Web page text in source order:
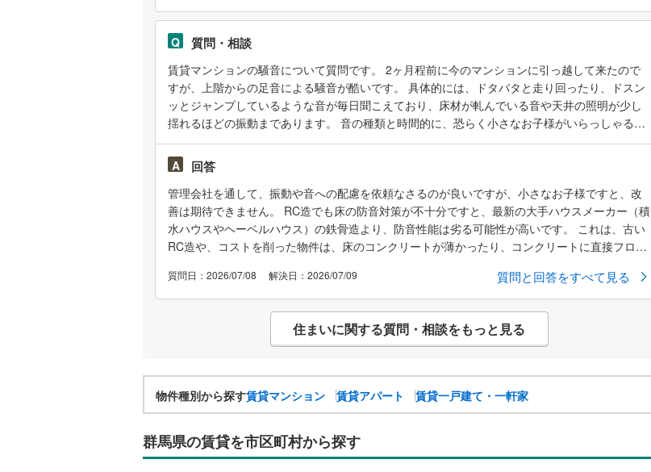
Q 質問・相談
賃貸マンションの騒音について質問です。 2ヶ月程前に今のマンションに引っ越して来たので
すが、上階からの足音による騒音が酷いです。 具体的には、ドタバタと走り回ったり、ドスン
ッとジャンプしているような音が毎日聞こえており、床材が軋んでいる音や天井の照明が少し
揺れるほどの振動まであります。 音の種類と時間的に、恐らく小さなお子様がいらっしゃるの
だとは思いますが、あまりにも音が大きいので、管理会社を通じて注意してもらうか、ポスト
にお手紙を入れるかなどの対応を考えています。 ただ、騒音の聞こえる時間帯が昼間と夜の7
時〜8時なので、お子様がいる場合は生活音として仕方ないのかな……とも思い、中々行動でき
ません。 女性の一人暮らしのため、私が何かアクションをおこして相手の方から恨まれたりし
ても怖いです…。 皆さんなら、どのように対応しますか？ ※建物自体は築39年と古いのです
が、室内はフルリノベされているのと、構造はRC造なので、軽量鉄骨や木造と比べると防音面
はしっかりしているように感じます。
A 回答
管理会社を通して、振動や音への配慮を依頼なさるのが良いですが、小さなお子様ですと、改
善は期待できません。 RC造でも床の防音対策が不十分ですと、最新の大手ハウスメーカー（積
水ハウスやヘーベルハウス）の鉄骨造より、防音性能は劣る可能性が高いです。 これは、古い
RC造や、コストを削った物件は、床のコンクリートが薄かったり、コンクリートに直接フロー
質問日：2026/07/08 解決日：2026/07/09 質問と回答をすべて見る
住まいに関する質問・相談をもっと見る
物件種別から探す賃貸マンション 賃貸アパート 賃貸一戸建て・一軒家
群馬県の賃貸を市区町村から探す